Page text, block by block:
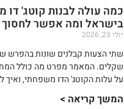
כמה עולה לבנות קוטג' דו
בישראל ומה אפשר לחסוך
יולי 23, 2026
שתי הצעות קבלנים שונות בהפרש
שקלים. המאמר מפרט מה כולל
על עלות הקוטג' הדו משפחתי, ואיך
המשך קריאה >